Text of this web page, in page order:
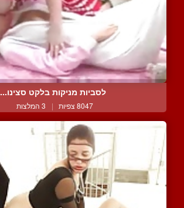
לסביות מניקות בלקט סצינו...
8047 צפיות | 3 המלצות